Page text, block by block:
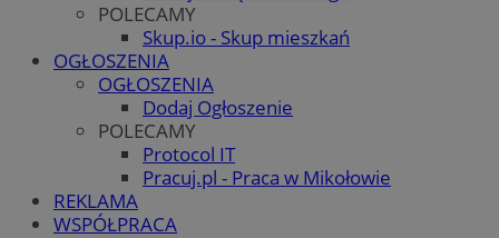
POLECAMY
Skup.io - Skup mieszkań
OGŁOSZENIA
OGŁOSZENIA
Dodaj Ogłoszenie
POLECAMY
Protocol IT
Pracuj.pl - Praca w Mikołowie
REKLAMA
WSPÓŁPRACA